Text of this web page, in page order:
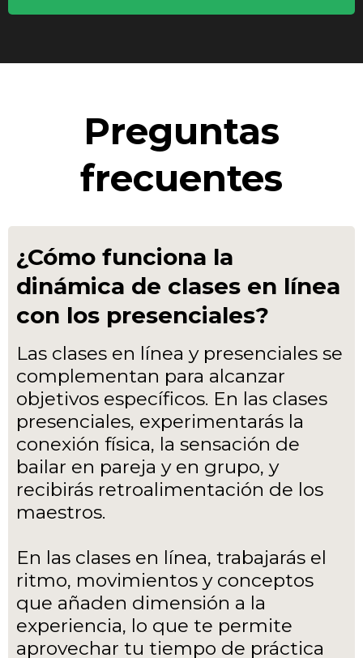
Preguntas
frecuentes
¿Cómo funciona la
dinámica de clases en línea
con los presenciales?
Las clases en línea y presenciales se
complementan para alcanzar
objetivos específicos. En las clases
presenciales, experimentarás la
conexión física, la sensación de
bailar en pareja y en grupo, y
recibirás retroalimentación de los
maestros.
En las clases en línea, trabajarás el
ritmo, movimientos y conceptos
que añaden dimensión a la
experiencia, lo que te permite
aprovechar tu tiempo de práctica